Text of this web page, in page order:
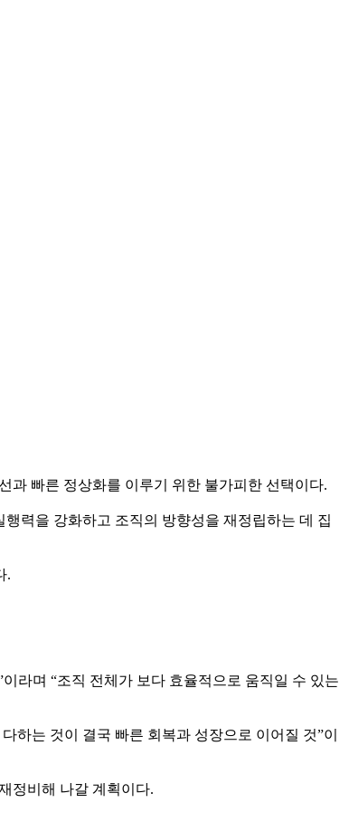
과 빠른 정상화를 이루기 위한 불가피한 선택이다.
력을 강화하고 조직의 방향성을 재정립하는 데 집
.
라며 “조직 전체가 보다 효율적으로 움직일 수 있는
하는 것이 결국 빠른 회복과 성장으로 이어질 것”이
정비해 나갈 계획이다.